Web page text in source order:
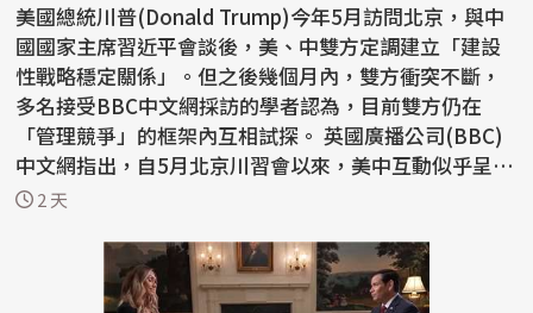
美國總統川普(Donald Trump)今年5月訪問北京，與中
國國家主席習近平會談後，美、中雙方定調建立「建設
性戰略穩定關係」。但之後幾個月內，雙方衝突不斷，
多名接受BBC中文網採訪的學者認為，目前雙方仍在
「管理競爭」的框架內互相試探。 英國廣播公司(BBC)
中文網指出，自5月北京川習會以來，美中互動似乎呈現
「一邊...
2 天